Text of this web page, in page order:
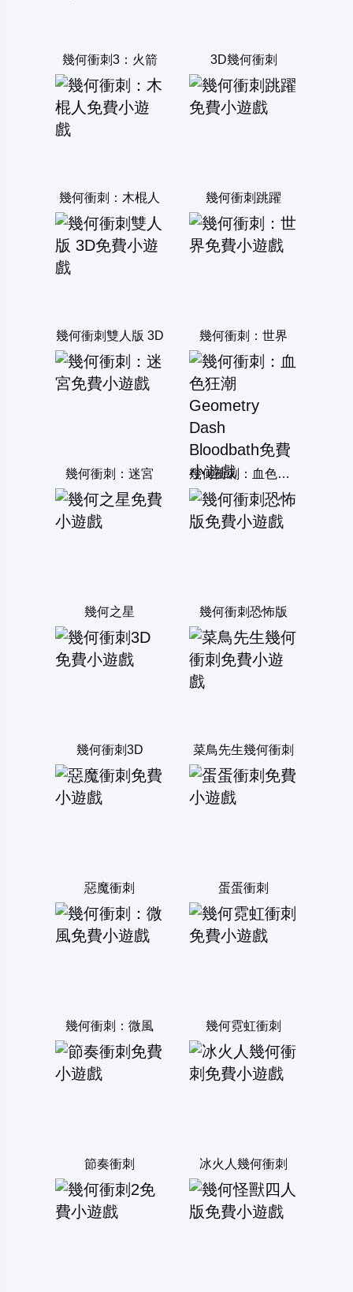
幾何衝刺3：火箭 3D幾何衝刺
幾何衝刺：木棍人 幾何衝刺跳躍
幾何衝刺雙人版 3D 幾何衝刺：世界
幾何衝刺：迷宮 幾何衝刺：血色狂潮 Geometry Dash Bloodbath
幾何之星 幾何衝刺恐怖版
幾何衝刺3D 菜鳥先生幾何衝刺
惡魔衝刺 蛋蛋衝刺
幾何衝刺：微風 幾何霓虹衝刺
節奏衝刺 冰火人幾何衝刺